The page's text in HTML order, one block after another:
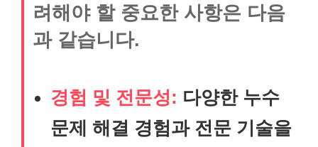
려해야 할 중요한 사항은 다음
과 같습니다.
경험 및 전문성: 다양한 누수
문제 해결 경험과 전문 기술을